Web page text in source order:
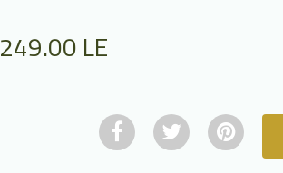
249.00LE